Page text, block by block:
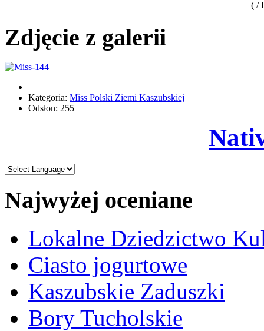
( /
Zdjęcie z galerii
Kategoria: Miss Polski Ziemi Kaszubskiej
Odsłon: 255
Najwyżej oceniane
Lokalne Dziedzictwo
Ciasto jogurtowe
Kaszubskie Zaduszki
Bory Tucholskie